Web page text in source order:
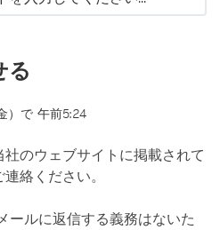
る
）で 午前5:24
のウェブサイトに掲載されて
絡ください。
ールに返信する義務はないた